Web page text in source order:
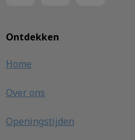
Ontdekken
Home
Over ons
Openingstijden